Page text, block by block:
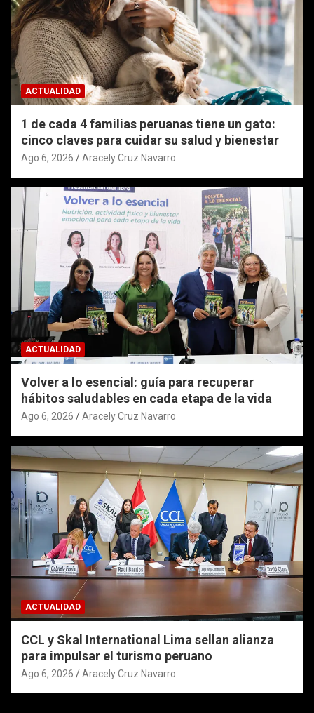
ACTUALIDAD
1 de cada 4 familias peruanas tiene un gato:
cinco claves para cuidar su salud y bienestar
Ago 6, 2026 Aracely Cruz Navarro
ACTUALIDAD
Volver a lo esencial: guía para recuperar
hábitos saludables en cada etapa de la vida
Ago 6, 2026 Aracely Cruz Navarro
ACTUALIDAD
CCL y Skal International Lima sellan alianza
para impulsar el turismo peruano
Ago 6, 2026 Aracely Cruz Navarro